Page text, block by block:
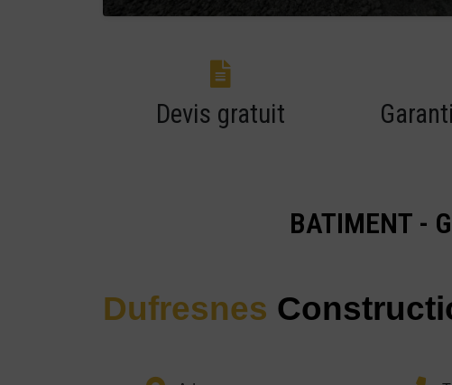
Devis gratuit
BATIMENT -
Dufresnes